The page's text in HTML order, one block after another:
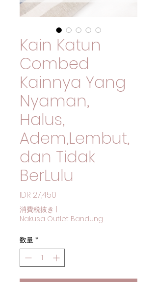
Kain Katun
Combed
Kainnya Yang
Nyaman,
Halus,
Adem,Lembut,
dan Tidak
BerLulu
IDR 27,450
消費税抜き
Nakusa Outlet Bandung
数量 *